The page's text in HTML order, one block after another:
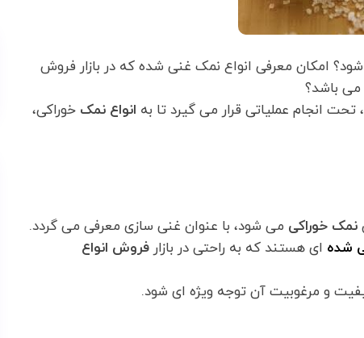
امکان معرفی انواع نمک غنی شده که در بازار فروش
می باشد؟
انجام عملیاتی قرار می گیرد تا به انواع نمک خوراکی،
نمک خوراکی می شود، با عنوان غنی سازی معرفی می گردد.
شده ای هستند که به راحتی در بازار فروش انواع
و مرغوبیت آن توجه ویژه ای شود.